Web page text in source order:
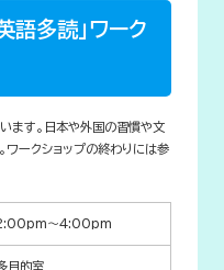
語多読」ワーク
ます。日本や外国の習慣や文
ワークショップの終わりには参
2:00pm～4:00pm
目的室